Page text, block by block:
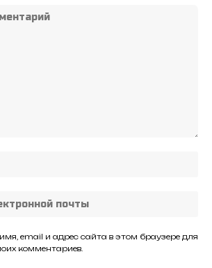
email и адрес сайта в этом браузере для
комментариев.